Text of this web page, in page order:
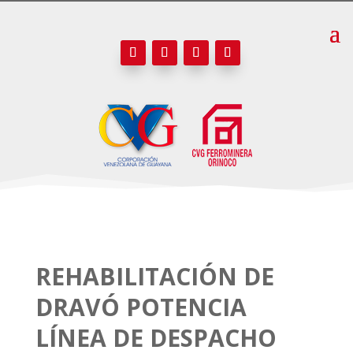
REHABILITACIÓN DE
DRAVÓ POTENCIA
LÍNEA DE DESPACHO